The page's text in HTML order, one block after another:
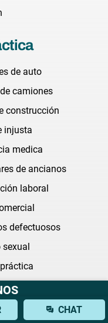
de auto
camiones
construcción
injusta
medica
de ancianos
laboral
defectuosos
CHAT